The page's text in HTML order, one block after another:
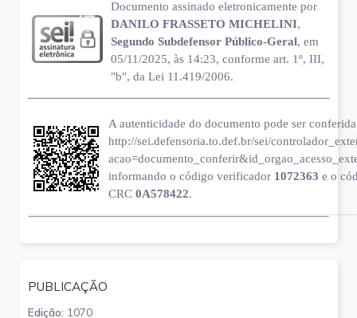
Documento assinado eletronicamente por
DANILO FRASSETO MICHELINI,
Segundo Subdefensor Público-Geral, em
05/11/2025, às 14:23, conforme art. 1º, III,
"b", da Lei 11.419/2006.
A autenticidade do documento pode ser
http://sei.defensoria.to.def.br/sei/
informando o código verificador 1072363 e o
CRC 0A578422.
PUBLICAÇÃO
Edição: 1070